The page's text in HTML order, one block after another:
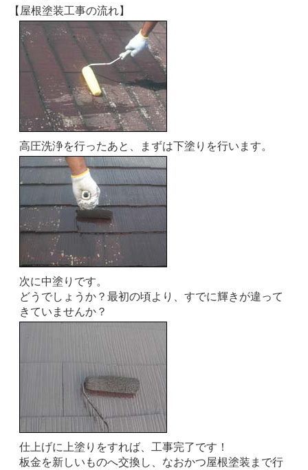
【屋根塗装工事の流れ】
高圧洗浄を行ったあと、まずは下塗りを行います。
次に中塗りです。
どうでしょうか？最初の頃より、すでに輝きが違って
きていませんか？
仕上げに上塗りをすれば、工事完了です！
板金を新しいものへ交換し、なおかつ屋根塗装まで行